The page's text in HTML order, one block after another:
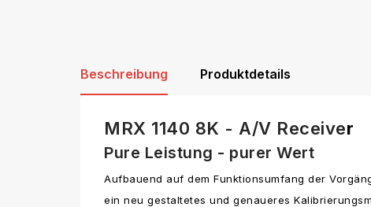
Beschreibung Produktdetails
MRX 1140 8K - A/V Receiver
Pure Leistung - purer Wert
Aufbauend auf dem Funktionsumfang der
ein neu gestaltetes und genaueres